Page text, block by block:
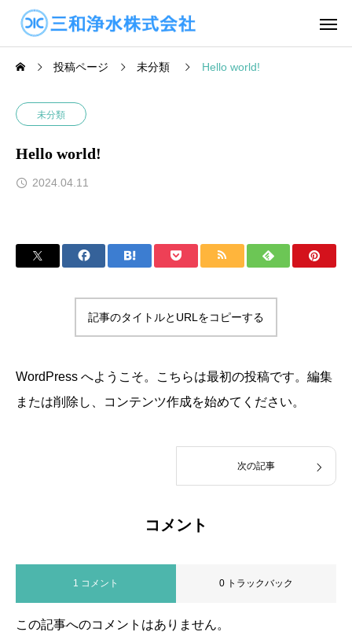
投稿ページ 未分類 Hello world!
未分類
Hello world!
2024.04.11
記事のタイトルとURLをコピーする
WordPress へようこそ。こちらは最初の投稿です。編集
または削除し、コンテンツ作成を始めてください。
次の記事
コメント
1 コメント 0 トラックバック
この記事へのコメントはありません。